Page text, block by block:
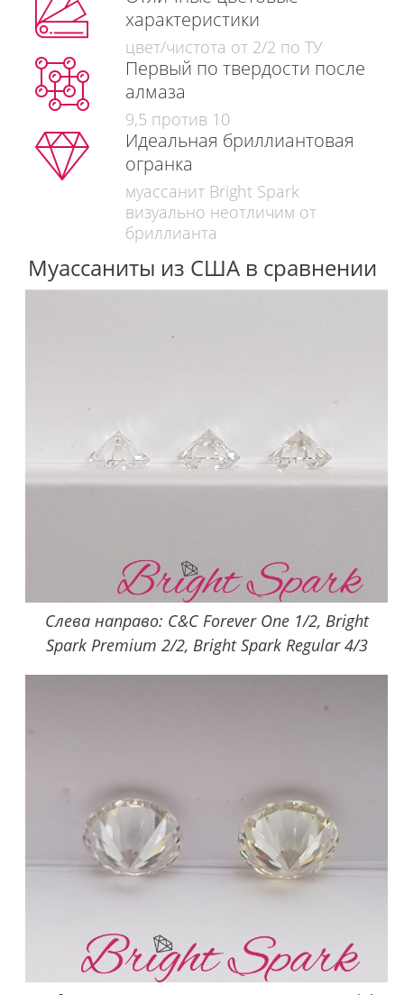
характеристики
цвет/чистота от 2/2 по ТУ
Первый по твердости после
алмаза
9,5 против 10
Идеальная бриллиантовая
огранка
муассанит Bright Spark
визуально неотличим от
бриллианта
Муассаниты из США в сравнении
Слева направо: C&C Forever One 1/2, Bright
Spark Premium 2/2, Bright Spark Regular 4/3